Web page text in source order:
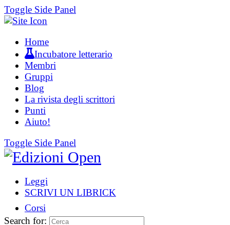
Toggle Side Panel
Home
Incubatore letterario
Membri
Gruppi
Blog
La rivista degli scrittori
Punti
Aiuto!
Toggle Side Panel
Leggi
SCRIVI UN LIBRICK
Corsi
Search for: